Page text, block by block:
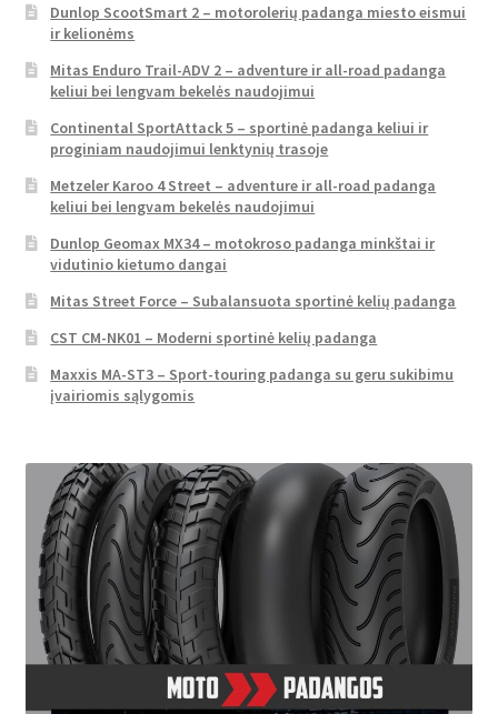
Dunlop ScootSmart 2 – motorolerių padanga miesto eismui
ir kelionėms
Mitas Enduro Trail-ADV 2 – adventure ir all-road padanga
keliui bei lengvam bekelės naudojimui
Continental SportAttack 5 – sportinė padanga keliui ir
proginiam naudojimui lenktynių trasoje
Metzeler Karoo 4 Street – adventure ir all-road padanga
keliui bei lengvam bekelės naudojimui
Dunlop Geomax MX34 – motokroso padanga minkštai ir
vidutinio kietumo dangai
Mitas Street Force – Subalansuota sportinė kelių padanga
CST CM-NK01 – Moderni sportinė kelių padanga
Maxxis MA-ST3 – Sport-touring padanga su geru sukibimu
įvairiomis sąlygomis